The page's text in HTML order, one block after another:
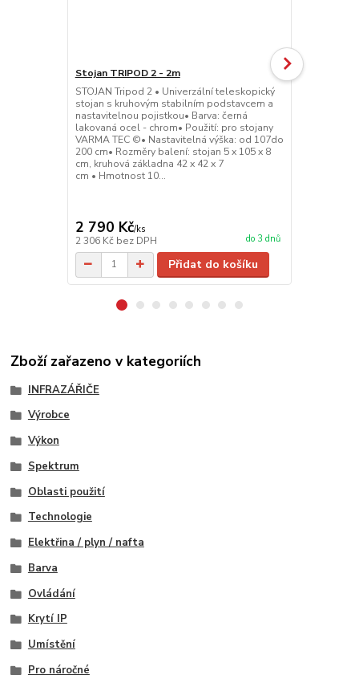
Stojan TRIPOD 2 - 2m
STOJAN Tripod 2 • Univerzální teleskopický
stojan s kruhovým stabilním podstavcem a
nastavitelnou pojistkou• Barva: černá
lakovaná ocel - chrom• Použití: pro stojany
VARMA TEC ©• Nastavitelná výška: od 107do
200 cm• Rozměry balení: stojan 5 x 105 x 8
cm, kruhová základna 42 x 42 x 7
cm • Hmotnost 10...
2 790 Kč/ks
2 306 Kč bez DPH do 3 dnů
Přidat do košíku
Stojan
Zboží zařazeno v kategoriích
INFRAZÁŘIČE
Výrobce
Výkon
Spektrum
Oblasti použití
Technologie
Elektřina / plyn / nafta
Barva
Ovládání
Krytí IP
Umístění
Pro náročné